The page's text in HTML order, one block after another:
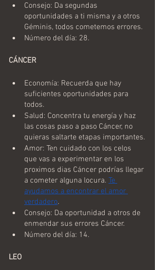
Consejo: Da segundas
oportunidades a ti misma y a otros
Géminis, todos cometemos errores.
Número del día: 28.
CÁNCER
Economía: Recuerda que hay
suficientes oportunidades para
todos.
Salud: Concentra tu energía y haz
las cosas paso a paso Cáncer, no
quieras saltarte etapas importantes.
Amor: Ten cuidado con los celos
que vas a experimentar en los
proximos dias Cáncer podrías llegar
a cometer alguna locura. Te
ayudamos a encontrar el amor
verdadero.
Consejo: Da oportunidad a otros de
enmendar sus errores Cáncer.
Número del día: 14.
LEO